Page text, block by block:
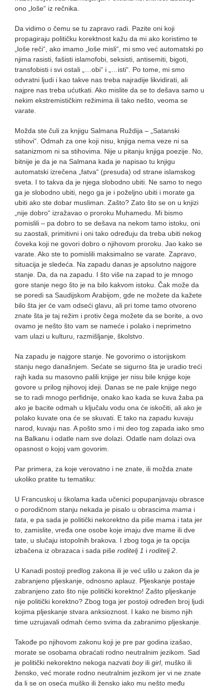
ono „loše“ iz rečnika.
Da vidimo o čemu se tu zapravo radi. Pazite oni koji
propagiraju političku korektnost kažu da mi ako koristimo te
„loše reči“, ako imamo „loše misli“, mi smo već automatski po
njima rasisti, fašisti islamofobi, seksisti, antisemiti, bigoti,
transfobisti i svi ostali „…obi“ i „…isti“. Po tome, mi smo
odvratni ljudi i kao takve nas treba najradije likvidirati, ali
najpre nas treba ućutkati. Ako mislite da se to dešava samo u
nekim ekstremističkim režimima ili tako nešto, veoma se
varate.
Možda ste čuli za knjigu Salmana Ruždija – „Satanski
stihovi“. Odmah za one koji nisu, knjiga nema veze ni sa
satanizmom ni sa stihovima. Nije u pitanju knjiga poezije. No,
bitnije je da je na Salmana kada je napisao tu knjigu
automatski izrečena „fatva“ (presuda) od strane islamskog
sveta. I to takva da je njega slobodno ubiti. Ne samo to nego
ga je slobodno ubiti, nego ga je i poželjno ubiti i morate ga
ubiti ako ste dobar musliman. Zašto? Zato što se on u knjizi
„nije dobro“ izražavao o proroku Muhamedu. Mi bismo
pomislili – pa dobro to se dešava na nekom tamo istoku, oni
su zaostali, primitivni i oni tako određuju da treba ubiti nekog
čoveka koji ne govori dobro o njihovom proroku. Jao kako se
varate. Ako ste to pomislili maksimalno se varate. Zapravo,
situacija je sledeća. Na zapadu danas je apsolutno najgore
stanje. Da, da na zapadu. I što više na zapad to je mnogo
gore stanje nego što je na bilo kakvom istoku. Čak može da
se poredi sa Saudijskom Arabijom, gde ne možete da kažete
bilo šta jer će vam odseći glavu, ali pri tome tamo otvoreno
znate šta je taj režim i protiv čega možete da se borite, a ovo
ovamo je nešto što vam se nameće i polako i neprimetno
vam ulazi u kulturu, razmišljanje, školstvo.
Na zapadu je najgore stanje. Ne govorimo o istorijskom
stanju nego današnjem. Sećate se sigurno šta je uradio treći
rajh kada su masovno palili knjige jer nisu bile knjige koje
govore u prilog njihovoj ideji. Danas se ne pale knjige nego
se to radi mnogo perfidnije, onako kao kada se kuva žaba pa
ako je bacite odmah u ključalu vodu ona će iskočiti, ali ako je
polako kuvate ona će se skuvati. E tako na zapadu kuvaju
narod, kuvaju nas. A pošto smo i mi deo tog zapada iako smo
na Balkanu i odatle nam sve dolazi. Odatle nam dolazi ova
opasnost o kojoj vam govorim.
Par primera, za koje verovatno i ne znate, ili možda znate
ukoliko pratite tu tematiku:
U Francuskoj u školama kada učenici popupanjavaju obrasce
o porodičnom stanju nekada je pisalo u obrascima mama i
tata, e pa sada je politički nekorektno da piše mama i tata jer
to, zamislite, vređa one osobe koje imaju dve mame ili dve
tate, u slučaju istopolnih brakova. I zbog toga je ta opcija
izbačena iz obrazaca i sada piše roditelj 1 i roditelj 2.
U Kanadi postoji predlog zakona ili je već ušlo u zakon da je
zabranjeno pljeskanje, odnosno aplauz. Pljeskanje postaje
zabranjeno zato što nije politički korektno! Zašto pljeskanje
nije politički korektno? Zbog toga jer postoji određen broj ljudi
kojima pljeskanje stvara anksioznost. I kako ne bismo njih
time uzrujavali odmah ćemo svima da zabranimo pljeskanje.
Takođe po njihovom zakonu koji je pre par godina izašao,
morate se osobama obraćati rodno neutralnim jezikom. Sad
je politički nekorektno nekoga nazvati boyili girl, muško ili
žensko, već morate rodno neutralnim jezikom jer vi ne znate
da li se on oseća muško ili žensko iako mu nešto među